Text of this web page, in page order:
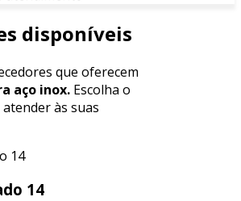
disponíveis
que oferecem
aço inox. Escolha o
às suas
14